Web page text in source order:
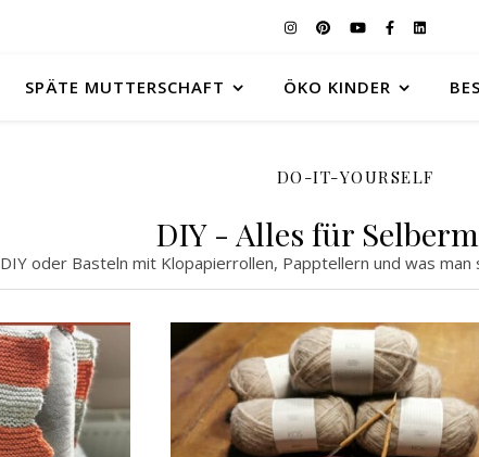
SPÄTE MUTTERSCHAFT ÖKO KINDER
DO-IT-YOURSELF
DIY - Alles für
DIY oder Basteln mit Klopapierrollen, Papptellern und was man